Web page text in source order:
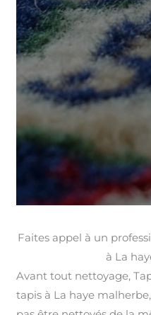
Faites appel à un
à La
Avant tout nettoyage,
tapis à La haye